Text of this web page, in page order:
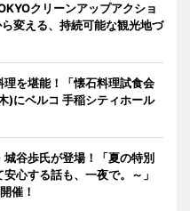
クリーンアップアクショ
変える、持続可能な観光地づ
理を堪能！「懐石料理試食会
)にベルコ 手稲シティホール
城谷歩氏が登場！「夏の特別
心する話も、一夜で。～」
催！